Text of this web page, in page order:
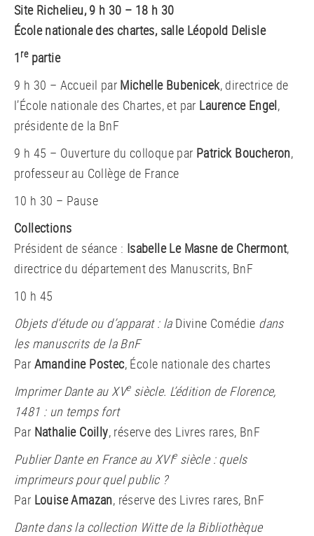
Site Richelieu, 9 h 30 – 18 h 30
École nationale des chartes, salle Léopold Delisle
1 repartie
9 h 30 – Accueil par Michelle Bubenicek, directrice de
l’École nationale des Chartes, et par Laurence Engel,
présidente de la BnF
9 h 45 – Ouverture du colloque par Patrick Boucheron,
professeur au Collège de France
10 h 30 – Pause
Collections
Président de séance : Isabelle Le Masne de Chermont,
directrice du département des Manuscrits, BnF
10 h 45
Objets d’étude ou d’apparat : la Divine Comédie dans
les manuscrits de la BnF
Par Amandine Postec, École nationale des chartes
Imprimer Dante au XVesiècle. L’édition de Florence,
1481 : un temps fort
Par Nathalie Coilly, réserve des Livres rares, BnF
Publier Dante en France au XVIesiècle : quels
imprimeurs pour quel public ?
Par Louise Amazan, réserve des Livres rares, BnF
Dante dans la collection Witte de la Bibliothèque